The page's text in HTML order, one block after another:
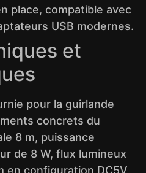
place, compatible avec
USB modernes.
et
pour la guirlande
concrets du
8 m, puissance
de 8 W, flux lumineux
en configuration DC5V